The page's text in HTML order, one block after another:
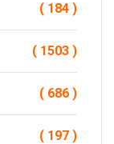
( 184 )
( 1503 )
( 686 )
( 197 )